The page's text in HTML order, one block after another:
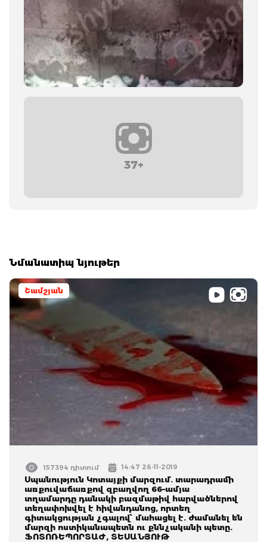
37+
Նմանատիպ նյութեր
Շամշյան
157394 դիտում 14:47 26-11-2019
Սպանություն Կոտայքի մարզում. տարադրամի
առքուվաճառքով զբաղվող 66–ամյա
տղամարդը դանակի բազմաթիվ հարվածներով
տեղափոխվել է հիվանդանոց, որտեղ
գիտակցության չգալով՝ մահացել է. ժամանել են
մարզի ոստիկանապետն ու քննչականի պետը.
ՖՈՏՈՌԵՊՈՐՏԱԺ, ՏԵՍԱՆՅՈՒԹ